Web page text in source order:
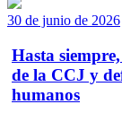
30 de junio de 2026
Hasta
de la CCJ y
humanos